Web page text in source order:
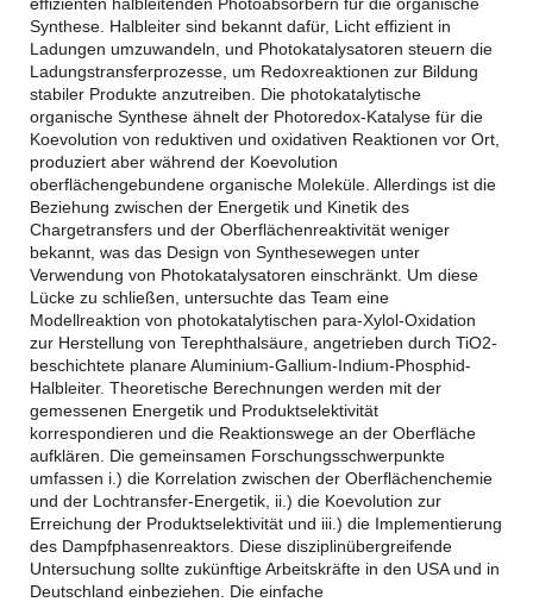
Synthese. Halbleiter sind bekannt dafür, Licht effizient in
Ladungen umzuwandeln, und Photokatalysatoren steuern die
Ladungstransferprozesse, um Redoxreaktionen zur Bildung
stabiler Produkte anzutreiben. Die photokatalytische
organische Synthese ähnelt der Photoredox-Katalyse für die
Koevolution von reduktiven und oxidativen Reaktionen vor Ort,
produziert aber während der Koevolution
oberflächengebundene organische Moleküle. Allerdings ist die
Beziehung zwischen der Energetik und Kinetik des
Chargetransfers und der Oberflächenreaktivität weniger
bekannt, was das Design von Synthesewegen unter
Verwendung von Photokatalysatoren einschränkt. Um diese
Lücke zu schließen, untersuchte das Team eine
Modellreaktion von photokatalytischen para-Xylol-Oxidation
zur Herstellung von Terephthalsäure, angetrieben durch TiO2-
beschichtete planare Aluminium-Gallium-Indium-Phosphid-
Halbleiter. Theoretische Berechnungen werden mit der
gemessenen Energetik und Produktselektivität
korrespondieren und die Reaktionswege an der Oberfläche
aufklären. Die gemeinsamen Forschungsschwerpunkte
umfassen i.) die Korrelation zwischen der Oberflächenchemie
und der Lochtransfer-Energetik, ii.) die Koevolution zur
Erreichung der Produktselektivität und iii.) die Implementierung
des Dampfphasenreaktors. Diese disziplinübergreifende
Untersuchung sollte zukünftige Arbeitskräfte in den USA und in
Deutschland einbeziehen. Die einfache